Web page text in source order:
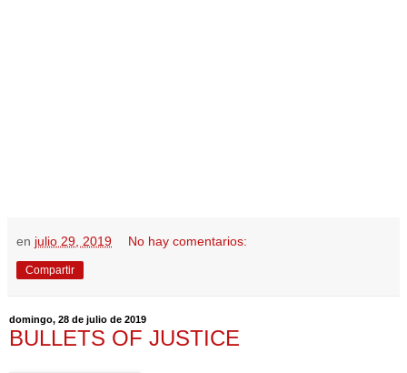
en julio 29, 2019 No hay comentarios:
Compartir
domingo, 28 de julio de 2019
BULLETS OF JUSTICE